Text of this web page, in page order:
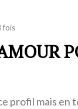
fois
profil mais en